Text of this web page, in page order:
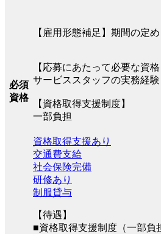
【雇用形態補足】期間の定
必須
資格
【応募にあたって必要な資格
サービススタッフの実務経験
【資格取得支援制度】
一部負担
資格取得支援あり
交通費支給
社会保険完備
研修あり
制服貸与
【待遇】
■資格取得支援制度（一部負